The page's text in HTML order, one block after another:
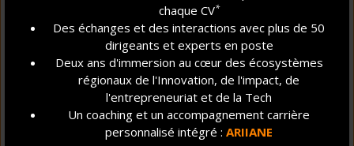
chaque CV*
Des échanges et des interactions avec plus de 50
dirigeants et experts en poste
Deux ans d'immersion au cœur des écosystèmes
régionaux de l'Innovation, de l'impact, de
l'entrepreneuriat et de la Tech
Un coaching et un accompagnement carrière
personnalisé intégré : ARIIANE
40 900 € BRUT
SALAIRE ANNUEL MOYEN À LA SORTIE
DU PROGRAMME
2,5 MOIS
TEMPS MOYEN D'EMBAUCHE À LA SORTIE
DU PROGRAMME *